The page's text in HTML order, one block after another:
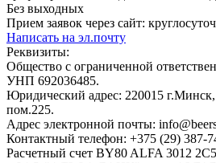
Без выходных
Прием заявок через сайт:
Написать на эл.почту
Реквизиты:
Общество с ограниченной
УНП 692036485​.
Юридический адрес: 220015
пом.225.
Адрес электронной почты:
Контактный телефон: +375 (29) 387-
Расчетный счет BY80 ALFA 3012